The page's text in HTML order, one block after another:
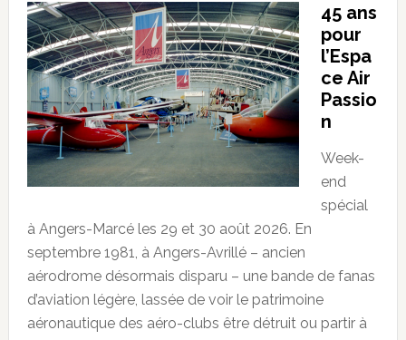
45 ans
pour
l’Espa
ce Air
Passio
n
Week-
end
spécial
à Angers-Marcé les 29 et 30 août 2026. En
septembre 1981, à Angers-Avrillé – ancien
aérodrome désormais disparu – une bande de fanas
d’aviation légère, lassée de voir le patrimoine
aéronautique des aéro-clubs être détruit ou partir à